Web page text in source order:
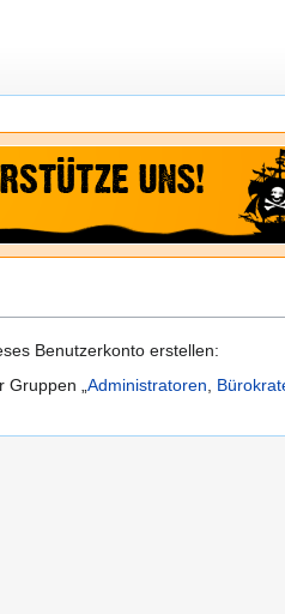
Benutzerkonto erstellen:
„ Administratoren